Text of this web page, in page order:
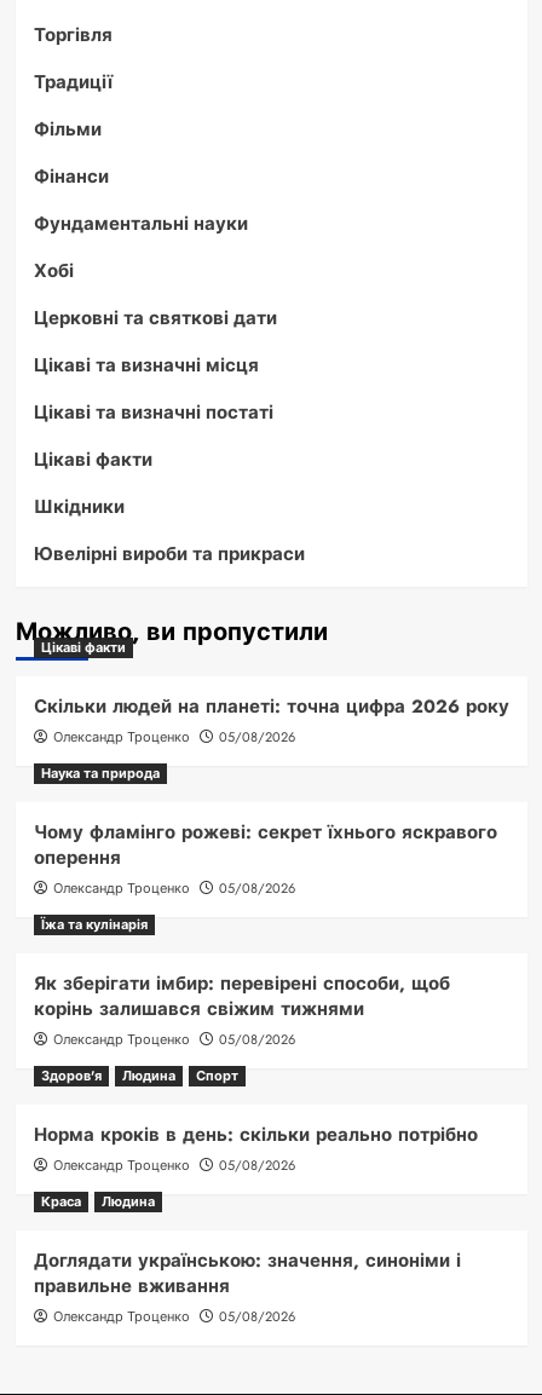
Торгівля
Традиції
Фільми
Фінанси
Фундаментальні науки
Хобі
Церковні та святкові дати
Цікаві та визначні місця
Цікаві та визначні постаті
Цікаві факти
Шкідники
Ювелірні вироби та прикраси
Можливо, ви пропустили
Цікаві факти
Скільки людей на планеті: точна цифра 2026 року
Олександр Троценко
05/08/2026
Наука та природа
Чому фламінго рожеві: секрет їхнього яскравого
оперення
Олександр Троценко
05/08/2026
Їжа та кулінарія
Як зберігати імбир: перевірені способи, щоб
корінь залишався свіжим тижнями
Олександр Троценко
05/08/2026
Здоров'я
Людина Спорт
Норма кроків в день: скільки реально потрібно
Олександр Троценко
05/08/2026
Краса
Людина
Доглядати українською: значення, синоніми і
правильне вживання
Олександр Троценко 05/08/2026